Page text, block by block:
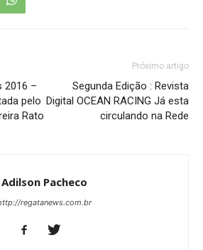
2016 –
pelo
Rato
Próximo artigo
Segunda Edição : Revista
Digital OCEAN RACING Já esta
circulando na Rede
Adilson Pacheco
regatanews.com.br